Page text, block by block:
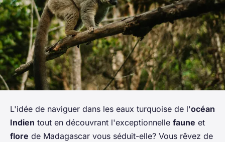
L'idée de naviguer dans les eaux turquoise de l'océan
Indien tout en découvrant l'exceptionnelle faune et
flore de Madagascar vous séduit-elle? Vous rêvez de